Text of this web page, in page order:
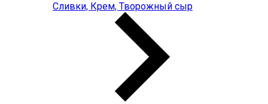
Сливки, Крем, Творожный сыр